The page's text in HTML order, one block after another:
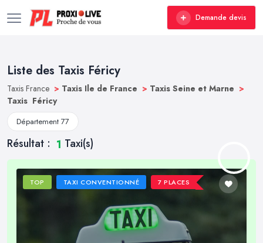
Demande devis
Liste des Taxis Féricy
Taxis France > Taxis Ile de France > Taxis Seine et Marne >
Taxis Féricy
Département 77
Résultat : 1 Taxi(s)
TOP TAXI CONVENTIONNÉ 7 PLACES